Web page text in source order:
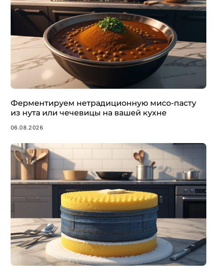
Ферментируем нетрадиционную мисо-пасту
из нута или чечевицы на вашей кухне
06.08.2026